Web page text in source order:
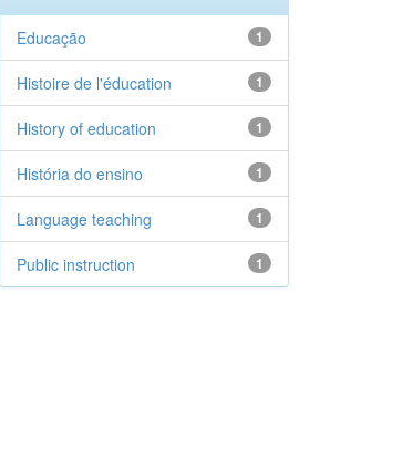
1
Educação
1
Histoire de l'éducation
1
History of education
1
História do ensino
1
Language teaching
1
Public instruction